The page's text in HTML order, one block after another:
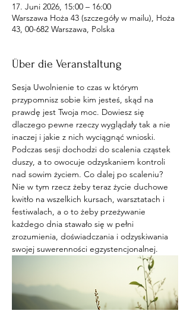
17. Juni 2026, 15:00 – 16:00
Warszawa Hoża 43 (szczegóły w mailu), Hoża
43, 00-682 Warszawa, Polska
Über die Veranstaltung
Sesja Uwolnienie to czas w którym
przypomnisz sobie kim jesteś, skąd na
prawdę jest Twoja moc. Dowiesz się
dlaczego pewne rzeczy wyglądały tak a nie
inaczej i jakie z nich wyciągnąć wnioski.
Podczas sesji dochodzi do scalenia cząstek
duszy, a to owocuje odzyskaniem kontroli
nad sowim życiem. Co dalej po scaleniu?
Nie w tym rzecz żeby teraz życie duchowe
kwitło na wszelkich kursach, warsztatach i
festiwalach, a o to żeby przeżywanie
każdego dnia stawało się w pełni
zrozumienia, doświadczania i odzyskiwania
swojej suwerenności egzystencjonalnej.